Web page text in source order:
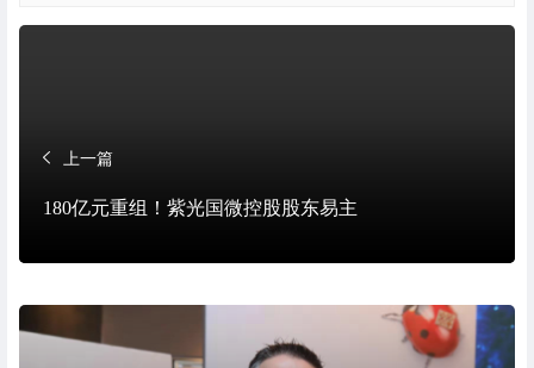
上一篇
180亿元重组！紫光国微控股股东易主